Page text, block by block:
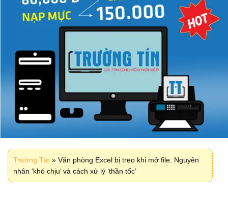
Trường Tín » Văn phòng Excel bị treo khi mở file: Nguyên
nhân ‘khó chịu’ và cách xử lý ‘thần tốc’